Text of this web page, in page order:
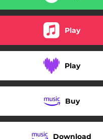
Play
Play
Buy
Download